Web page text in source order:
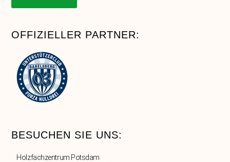
OFFIZIELLER PARTNER:
BESUCHEN SIE UNS:
Holzfachzentrum Potsdam